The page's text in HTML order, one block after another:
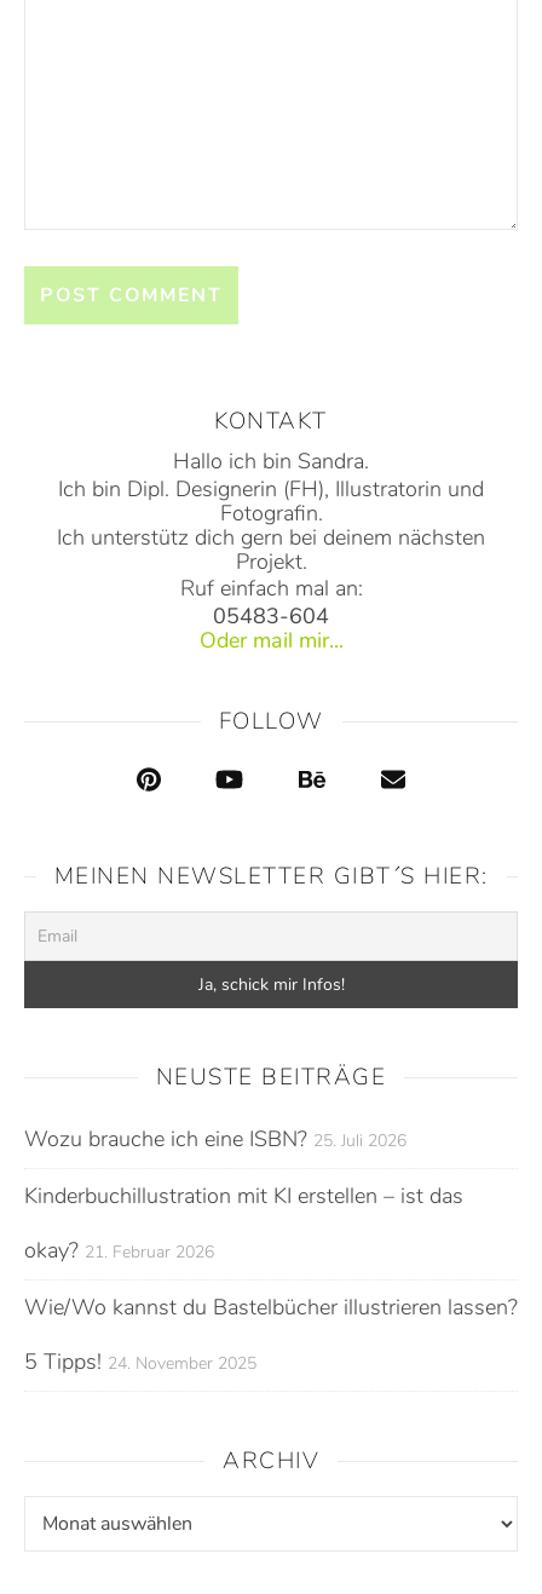
KONTAKT
Hallo ich bin Sandra.
Ich bin Dipl. Designerin (FH), Illustratorin und
Fotografin.
Ich unterstütz dich gern bei deinem nächsten
Projekt.
Ruf einfach mal an:
05483-604
Oder mail mir...
FOLLOW
MEINEN NEWSLETTER GIBT´S HIER:
NEUSTE BEITRÄGE
Wozu brauche ich eine ISBN? 25. Juli 2026
Kinderbuchillustration mit KI erstellen – ist das
okay? 21. Februar 2026
Wie/Wo kannst du Bastelbücher illustrieren lassen?
5 Tipps! 24. November 2025
ARCHIV